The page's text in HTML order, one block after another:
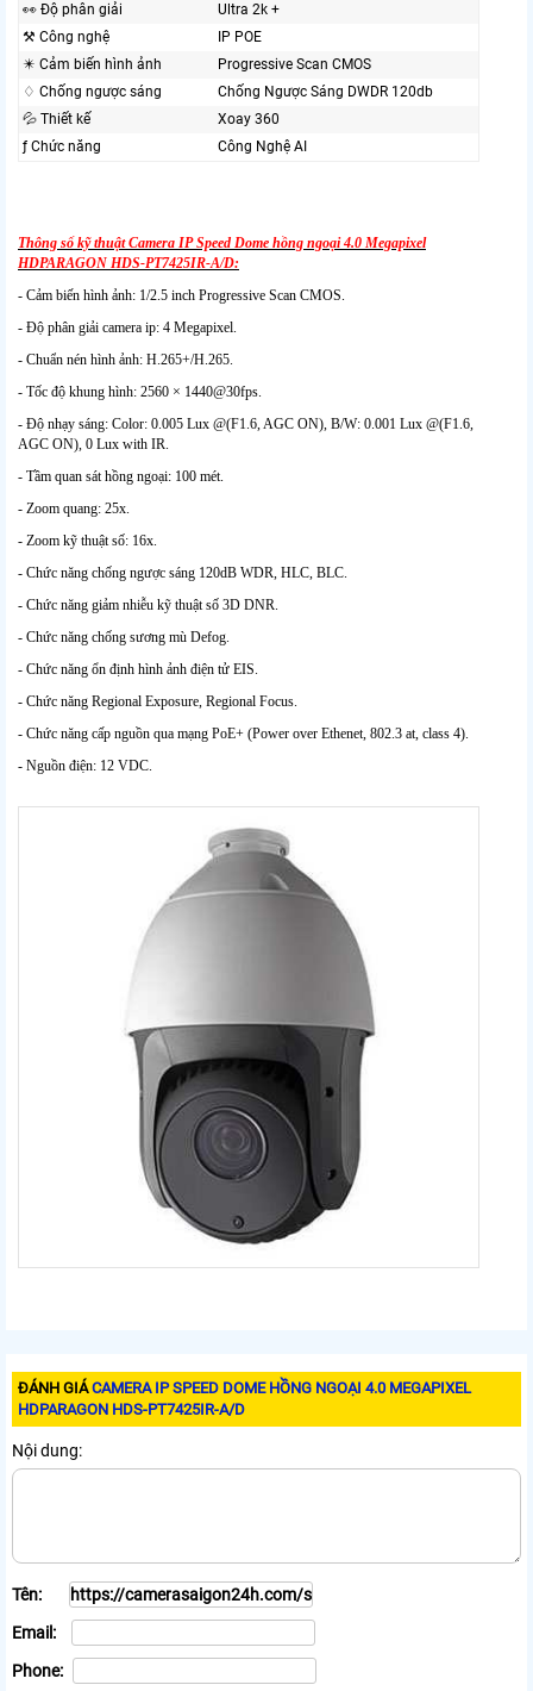
️👀 Độ phân giải
Ultra 2k +
⚒ Công nghệ
IP POE
✴️ Cảm biến hình ảnh
Progressive Scan CMOS
♢ Chống ngược sáng
Chống Ngược Sáng DWDR 120db
💦 Thiết kế
Xoay 360
ƒ Chức năng
Công Nghệ AI
Thông số kỹ thuật Camera IP Speed Dome hồng ngoại 4.0 Megapixel
HDPARAGON HDS-PT7425IR-A/D:
- Cảm biến hình ảnh: 1/2.5 inch Progressive Scan CMOS.
- Độ phân giải camera ip: 4 Megapixel.
- Chuẩn nén hình ảnh: H.265+/H.265.
- Tốc độ khung hình: 2560 × 1440@30fps.
- Độ nhạy sáng: Color: 0.005 Lux @(F1.6, AGC ON), B/W: 0.001 Lux @(F1.6,
AGC ON), 0 Lux with IR.
- Tầm quan sát hồng ngoại: 100 mét.
- Zoom quang: 25x.
- Zoom kỹ thuật số: 16x.
- Chức năng chống ngược sáng 120dB WDR, HLC, BLC.
- Chức năng giảm nhiễu kỹ thuật số 3D DNR.
- Chức năng chống sương mù Defog.
- Chức năng ổn định hình ảnh điện tử EIS.
- Chức năng Regional Exposure, Regional Focus.
- Chức năng cấp nguồn qua mạng PoE+ (Power over Ethenet, 802.3 at, class 4).
- Nguồn điện: 12 VDC.
ĐÁNH GIÁCAMERA IP SPEED DOME HỒNG NGOẠI 4.0 MEGAPIXEL
HDPARAGON HDS-PT7425IR-A/D
Nội dung:
Tên:
Email:
Phone: